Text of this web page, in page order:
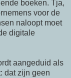
boeken. Tja,
voor de
naloopt moet
digitale
aangeduid als
dat zijn geen